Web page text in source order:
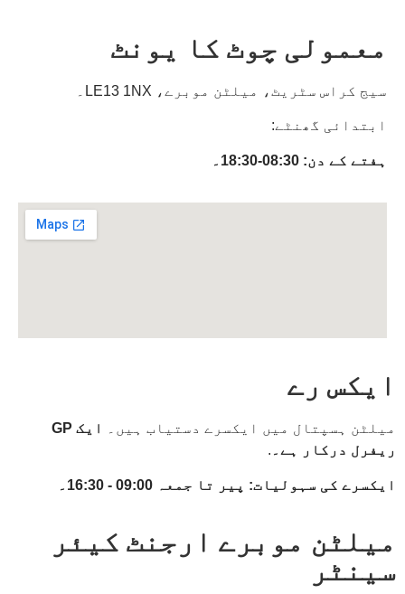
معمولی چوٹ کا یونٹ
سیج کراس سٹریٹ، میلٹن موبرے، LE13 1NX۔
ابتدائی گھنٹے:
ہفتے کے دن: 08:30-18:30۔
ایکس رے
میلٹن ہسپتال میں ایکسرے دستیاب ہیں۔
ایک GP
ریفرل درکار ہے۔ .
ایکسرے کی سہولیات: پیر تا جمعہ 09:00 - 16:30۔
میلٹن موبرے ارجنٹ کیئر
سینٹر